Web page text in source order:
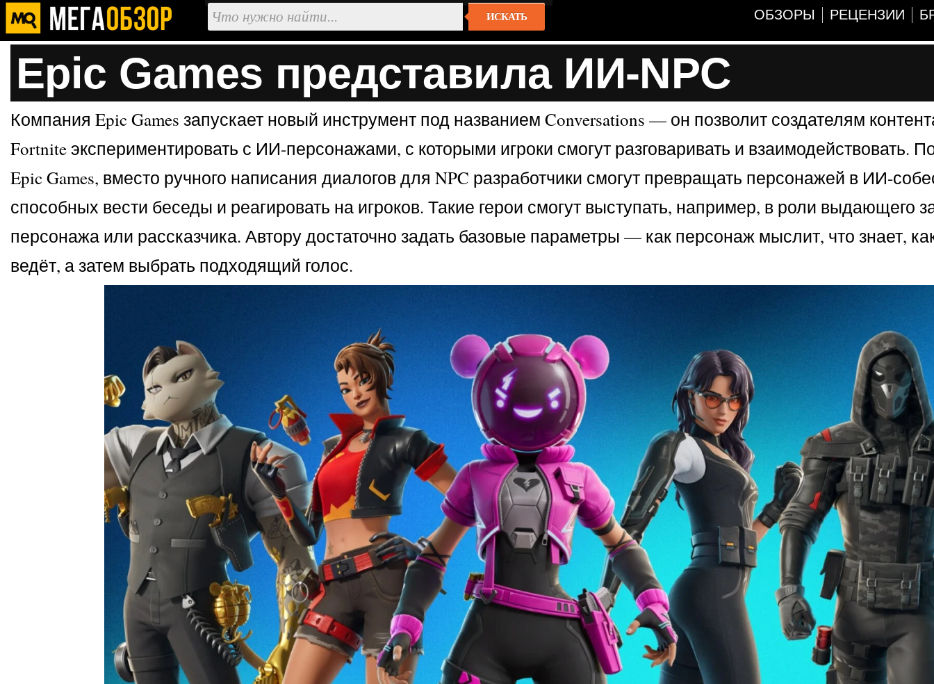
ИСКАТЬ ОБЗОРЫ РЕЦЕНЗИИ
Epic Games представила ИИ-NPC
Компания Epic Games запускает новый инструмент под названием Conversations — он позволит создателям
Fortnite экспериментировать с ИИ-персонажами, с которыми игроки смогут разговаривать и взаимодействовать.
Epic Games, вместо ручного написания диалогов для NPC разработчики смогут превращать персонажей в ИИ-
способных вести беседы и реагировать на игроков. Такие герои смогут выступать, например, в роли выдающего
персонажа или рассказчика. Автору достаточно задать базовые параметры — как персонаж мыслит, что знает,
ведёт, а затем выбрать подходящий голос.